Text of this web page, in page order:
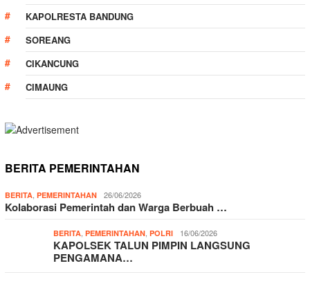
KAPOLRESTA BANDUNG
SOREANG
CIKANCUNG
CIMAUNG
BERITA PEMERINTAHAN
BERITA, PEMERINTAHAN 26/06/2026
Kolaborasi Pemerintah dan Warga Berbuah …
BERITA, PEMERINTAHAN, POLRI 16/06/2026
KAPOLSEK TALUN PIMPIN LANGSUNG
PENGAMANA…